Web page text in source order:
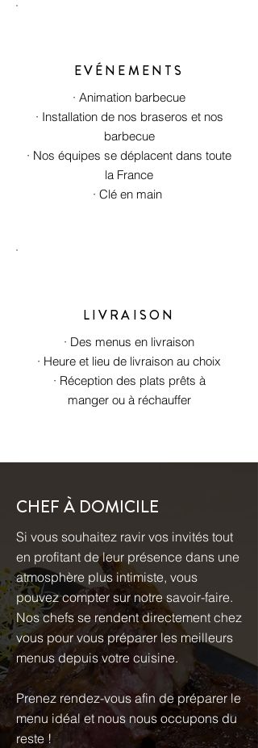
EVÉNEMENTS
· Animation barbecue
· Installation de nos braseros et nos
barbecue
· Nos équipes se déplacent dans toute
la France
· Clé en main
LIVRAISON
· Des menus en livraison
· Heure et lieu de livraison au choix
· Réception des plats prêts à
manger ou à réchauffer
CHEF À DOMICILE
Si vous souhaitez ravir vos invités tout
en profitant de leur présence dans une
atmosphère plus intimiste, vous
pouvez compter sur notre savoir-faire.
Nos chefs se rendent directement chez
vous pour vous préparer les meilleurs
menus depuis votre cuisine.
Prenez rendez-vous afin de préparer le
menu idéal et nous nous occupons du
reste !